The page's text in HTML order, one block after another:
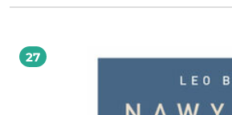
maksym i aforyzmów. Myśli są wybitnym dziełem teologicznym, a przy tym
próżność. W słowach wielkiego myśliciela,
ograniczeniem wolności, możemy odnaleźć
rozdarcia i niepokoju Myśli przypominają o
dobra. W ich lekturze znajdziemy inspirację do
prawdziwie rozsądna etyka człowieka, który
27